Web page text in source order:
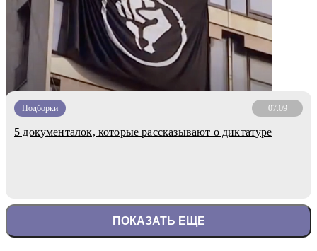
Подборки 07.09
5 документалок, которые рассказывают о диктатуре
ПОКАЗАТЬ ЕЩЕ